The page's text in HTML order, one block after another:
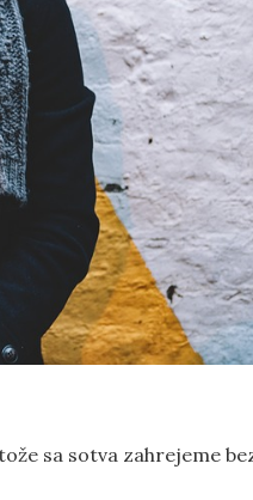
sa sotva zahrejeme